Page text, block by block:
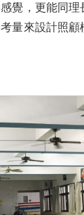
覺，更能同理
量來設計照